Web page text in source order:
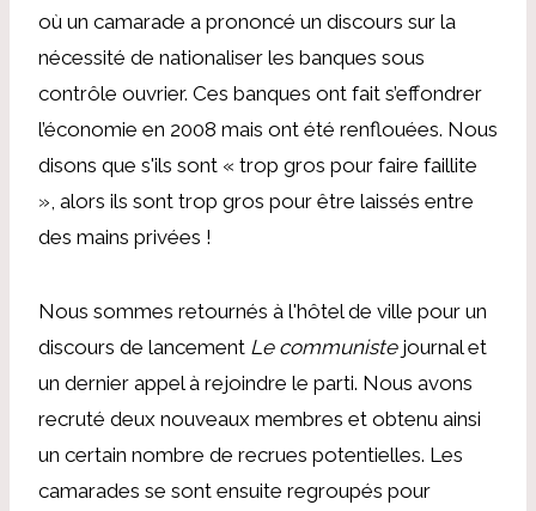
où un camarade a prononcé un discours sur la
nécessité de nationaliser les banques sous
contrôle ouvrier. Ces banques ont fait s’effondrer
l’économie en 2008 mais ont été renflouées. Nous
disons que s'ils sont « trop gros pour faire faillite
», alors ils sont trop gros pour être laissés entre
des mains privées !
Nous sommes retournés à l'hôtel de ville pour un
discours de lancement Le communistejournal et
un dernier appel à rejoindre le parti. Nous avons
recruté deux nouveaux membres et obtenu ainsi
un certain nombre de recrues potentielles. Les
camarades se sont ensuite regroupés pour